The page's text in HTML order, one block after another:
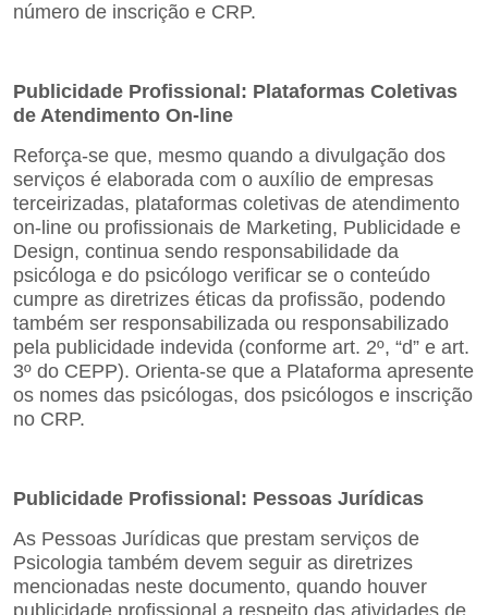
número de inscrição e CRP.
Publicidade Profissional: Plataformas Coletivas
de Atendimento On-line
Reforça-se que, mesmo quando a divulgação dos
serviços é elaborada com o auxílio de empresas
terceirizadas, plataformas coletivas de atendimento
on-line ou profissionais de Marketing, Publicidade e
Design, continua sendo responsabilidade da
psicóloga e do psicólogo verificar se o conteúdo
cumpre as diretrizes éticas da profissão, podendo
também ser responsabilizada ou responsabilizado
pela publicidade indevida (conforme art. 2º, “d” e art.
3º do CEPP). Orienta-se que a Plataforma apresente
os nomes das psicólogas, dos psicólogos e inscrição
no CRP.
Publicidade Profissional: Pessoas Jurídicas
As Pessoas Jurídicas que prestam serviços de
Psicologia também devem seguir as diretrizes
mencionadas neste documento, quando houver
publicidade profissional a respeito das atividades de